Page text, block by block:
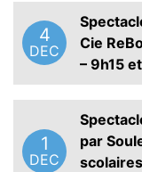
4
DEC
Cie
– 9h15
1
DEC
par